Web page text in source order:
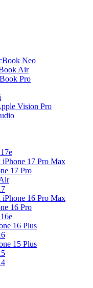
Neo
Air
Pro
Vision Pro
iPhone 17 Pro Max
17 Pro
iPhone 16 Pro Max
16 Pro
16 Plus
15 Plus